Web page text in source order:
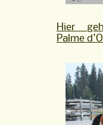
Hier
Palme